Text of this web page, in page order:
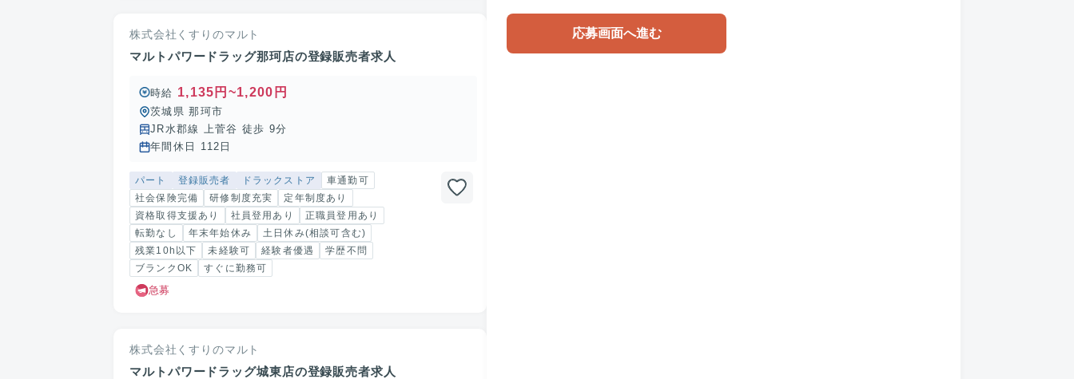
株式会社くすりのマルト
マルトパワードラッグ那珂店の登録販売者求人
時給 1,135円~1,200円
茨城県 那珂市
JR水郡線 上菅谷 徒歩 9分
年間休日 112日
パート 登録販売者 ドラックストア
車通勤可
社会保険完備
研修制度充実
定年制度あり
資格取得支援あり
社員登用あり
正職員登用あり
転勤なし
年末年始休み
土日休み(相談可含む)
残業10h以下
未経験可 経験者優遇
学歴不問
ブランクOK
すぐに勤務可
急募
株式会社くすりのマルト
マルトパワードラッグ城東店の登録販売者求人
応募画面へ進む